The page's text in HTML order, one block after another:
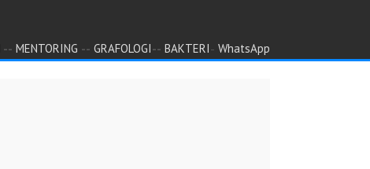
-- MENTORING -- GRAFOLOGI-- BAKTERI- WhatsApp